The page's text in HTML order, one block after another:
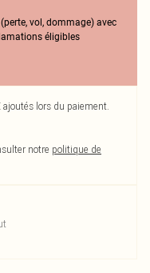
vol, dommage) avec
éligibles
ajoutés lors du paiement.
notre politique de